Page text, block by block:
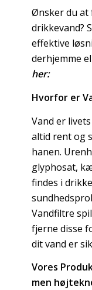
Ønsker du at
drikkevand?
effektive
derhjemme
her:
Hvorfor er
Vand er
altid rent og
hanen.
glyphosat,
findes i
Vandfiltre
fjerne disse
dit vand er
Vores
men